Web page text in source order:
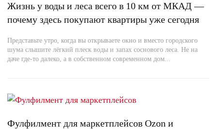
Жизнь у воды и леса всего в 10 км от МКАД —
почему здесь покупают квартиры уже сегодня
Представьте утро, когда вы открываете окно и вместо городского
шума слышите лёгкий плеск воды и запах соснового леса. Не на
даче где-то далеко, а в собственном современном дом...
Фулфилмент для маркетплейсов Ozon и